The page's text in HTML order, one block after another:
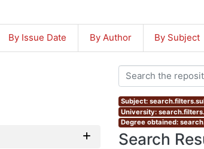
By Issue Date By Author By Subject
Subject:
University:
Degree obtained:
Search